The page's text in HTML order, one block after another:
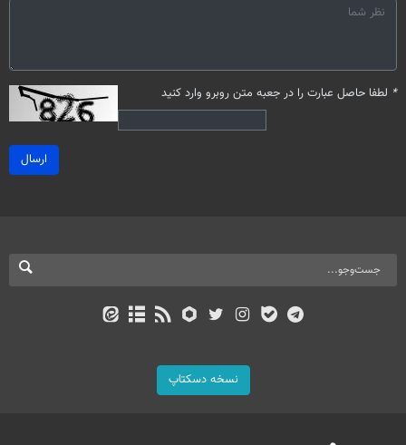
* لطفا حاصل عبارت را در جعبه متن روبرو وارد کنید
ارسال
نسخه دسکتاپ